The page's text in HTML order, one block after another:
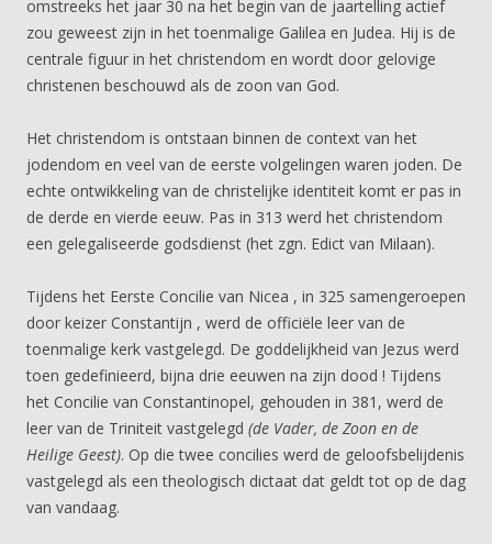
omstreeks het jaar 30 na het begin van de jaartelling actief
zou geweest zijn in het toenmalige Galilea en Judea. Hij is de
centrale figuur in het christendom en wordt door gelovige
christenen beschouwd als de zoon van God.
Het christendom is ontstaan binnen de context van het
jodendom en veel van de eerste volgelingen waren joden. De
echte ontwikkeling van de christelijke identiteit komt er pas in
de derde en vierde eeuw. Pas in 313 werd het christendom
een gelegaliseerde godsdienst (het zgn. Edict van Milaan).
Tijdens het Eerste Concilie van Nicea , in 325 samengeroepen
door keizer Constantijn , werd de officiële leer van de
toenmalige kerk vastgelegd. De goddelijkheid van Jezus werd
toen gedefinieerd, bijna drie eeuwen na zijn dood ! Tijdens
het Concilie van Constantinopel, gehouden in 381, werd de
leer van de Triniteit vastgelegd (de Vader, de Zoon en de
Heilige Geest). Op die twee concilies werd de geloofsbelijdenis
vastgelegd als een theologisch dictaat dat geldt tot op de dag
van vandaag.